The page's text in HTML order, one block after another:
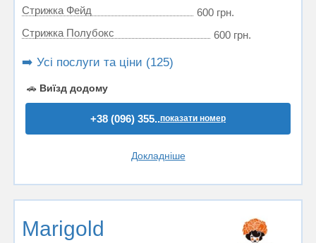
Стрижка Фейд
600 грн.
Стрижка Полубокс
600 грн.
➡️ Усі послуги та ціни (125)
🚗 Виїзд додому
+38 (096) 355..показати номер
Докладніше
Marigold